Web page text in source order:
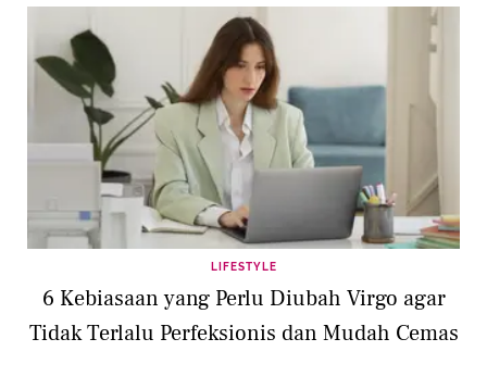
LIFESTYLE
6 Kebiasaan yang Perlu Diubah Virgo agar
Tidak Terlalu Perfeksionis dan Mudah Cemas